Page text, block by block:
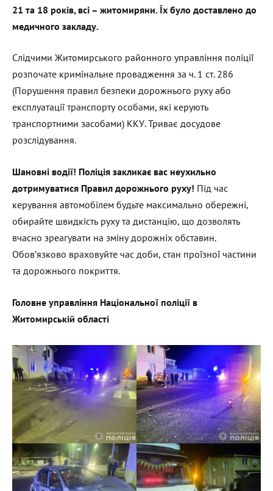
21 та 18 років, всі – житомиряни. Їх було доставлено до
медичного закладу.
Слідчими Житомирського районного управління поліції
розпочате кримінальне провадження за ч. 1 ст. 286
(Порушення правил безпеки дорожнього руху або
експлуатації транспорту особами, які керують
транспортними засобами) ККУ. Триває досудове
розслідування.
Шановні водії! Поліція закликає вас неухильно
дотримуватися Правил дорожнього руху! Під час
керування автомобілем будьте максимально обережні,
обирайте швидкість руху та дистанцію, що дозволять
вчасно зреагувати на зміну дорожніх обставин.
Обов’язково враховуйте час доби, стан проїзної частини
та дорожнього покриття.
Головне управління Національної поліції в
Житомирській області